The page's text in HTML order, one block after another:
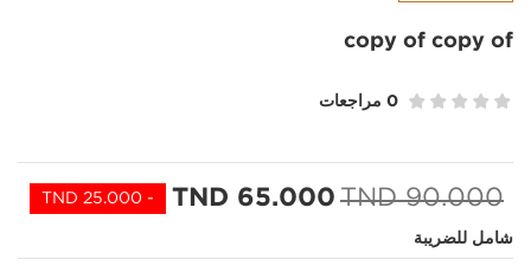
copy of copy of
0 مراجعات
90.000 TND
65.000 TND
- 25.000 TND
شامل للضريبة